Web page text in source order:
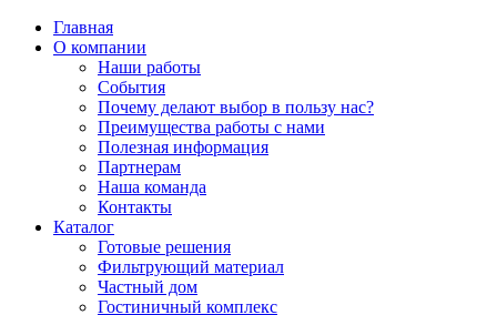
Главная
О компании
Наши работы
События
Почему делают выбор в пользу нас?
Преимущества работы с нами
Полезная информация
Партнерам
Наша команда
Контакты
Каталог
Готовые решения
Фильтрующий материал
Частный дом
Гостиничный комплекс